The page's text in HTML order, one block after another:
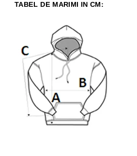
TABEL DE MARIMI IN CM: